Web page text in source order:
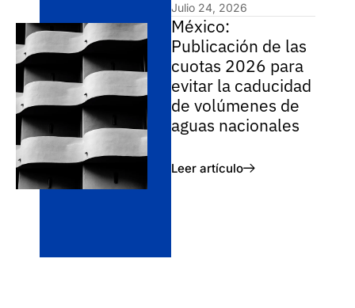
Julio 24, 2026
México:
Publicación de las
cuotas 2026 para
evitar la caducidad
de volúmenes de
aguas nacionales
Leer artículo